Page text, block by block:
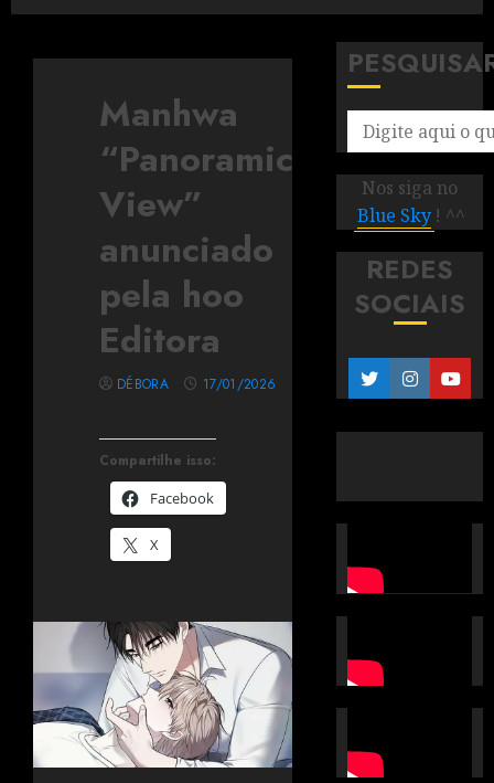
Manhwa
“Panoramic
View”
anunciado
pela hoo
Editora
Compartilhe isso:
Facebook
X
DÉBORA 17/01/2026
Nos siga no
Blue Sky ! ^^
REDES
SOCIAIS